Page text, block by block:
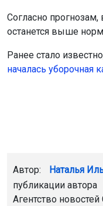
Согласно прогнозам,
останется выше
Ранее стало
началась уборочная
Автор: Наталья
публикации автора
Агентство новостей